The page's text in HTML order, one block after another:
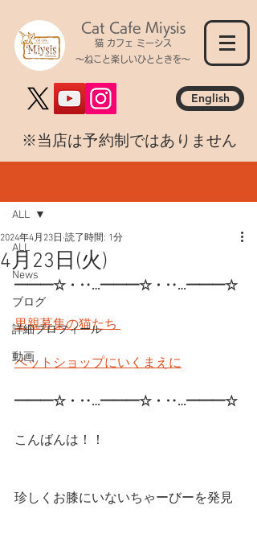
Cat Cafe Miysis
猫 カフェ ミーシス
～ねこと楽しいひとときを～
English
​※当店は予約制ではありません
ALL
News
ブログ
詳細プロフィール
動画
ALL
4月23日(火)
2024年4月23日 読了時間: 1分
━━━☆・‥…━━━☆・‥…━━━☆
里親募集の猫たち
ペットショップにいくまえに
━━━☆・‥…━━━☆・‥…━━━☆
こんばんは！！
珍しくお膝にいないちゃーびーを発見